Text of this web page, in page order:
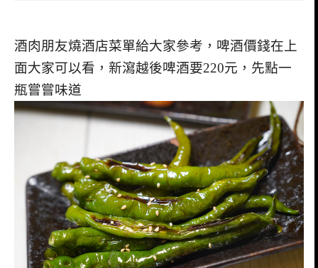
酒肉朋友燒酒店菜單給大家參考，啤酒價錢在上
面大家可以看，新瀉越後啤酒要220元，先點一
瓶嘗嘗味道